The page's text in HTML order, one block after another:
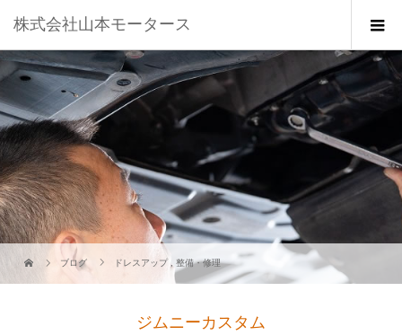
株式会社山本モータース
ブログ ドレスアップ ,整備・修理
ジムニーカスタム